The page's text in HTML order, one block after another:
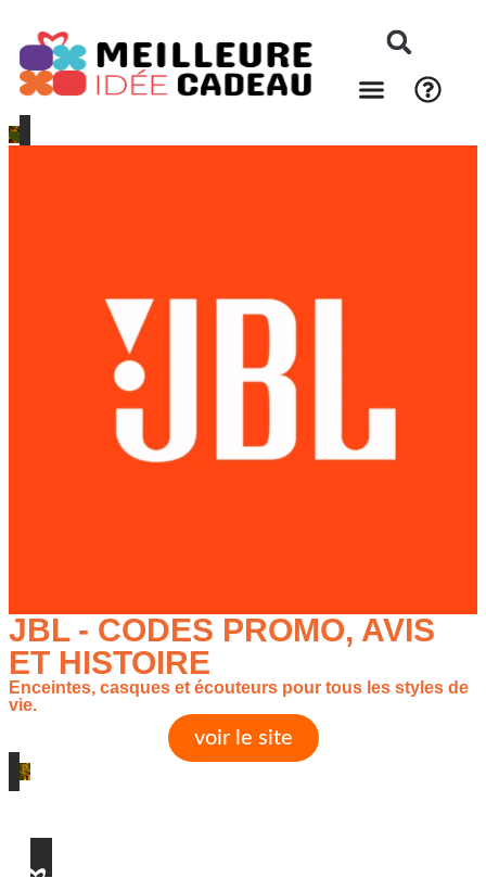
JBL - CODES PROMO, AVIS
ET HISTOIRE
Enceintes, casques et écouteurs pour tous les styles de
vie.
voir le site